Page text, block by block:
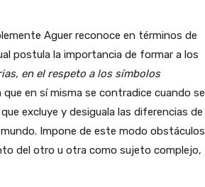
Aguer reconoce en términos de
postula la importancia de formar a los
en el respeto a los símbolos
que en sí misma se contradice cuando se
excluye y desiguala las diferencias de
Impone de este modo obstáculos
del otro u otra como sujeto complejo,